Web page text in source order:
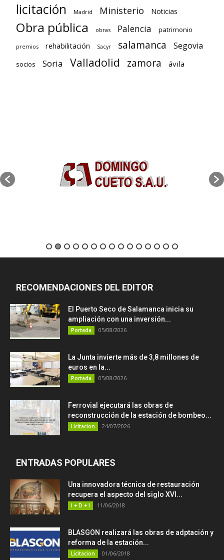
licitación Madrid Ministerio Noticias
Obra pública obras Palencia patrimonio
premios rehabilitación Sacyr salamanca Segovia
socios Soria Valladolid zamora ávila
RECOMENDACIONES DEL EDITOR
El Puerto Seco de Salamanca inicia su
ampliación con una inversión...
Portada 05/08/2026
La Junta invierte más de 3,8 millones de
euros en la...
Portada 05/08/2026
Ferrovial ejecutará las obras de
reconstrucción de la estación de bombeo...
Licitacion 24/07/2026
ENTRADAS POPULARES
Una innovadora técnica de restauración
recupera el aspecto del siglo XVI...
I + D + I 11/06/2018
BLASGON realizará las obras de adptación y
reforma de la estación...
Licitacion 01/06/2018